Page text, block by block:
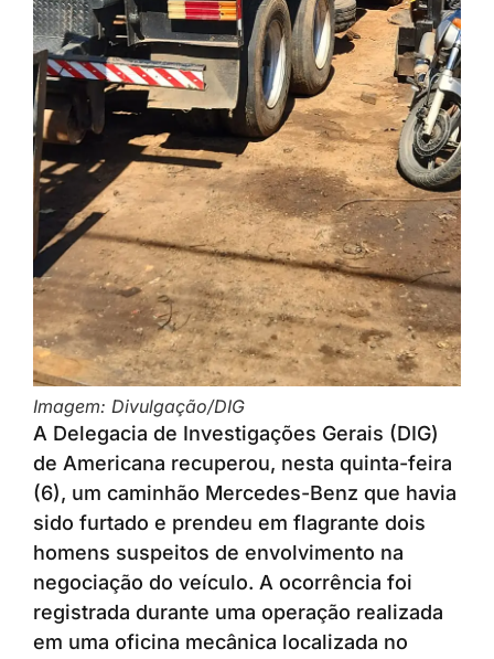
Imagem: Divulgação/DIG
A Delegacia de Investigações Gerais (DIG)
de Americana recuperou, nesta quinta-feira
(6), um caminhão Mercedes-Benz que havia
sido furtado e prendeu em flagrante dois
homens suspeitos de envolvimento na
negociação do veículo. A ocorrência foi
registrada durante uma operação realizada
em uma oficina mecânica localizada no